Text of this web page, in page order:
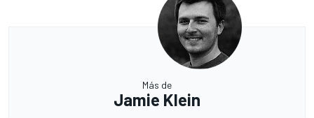
Más de
Jamie Klein